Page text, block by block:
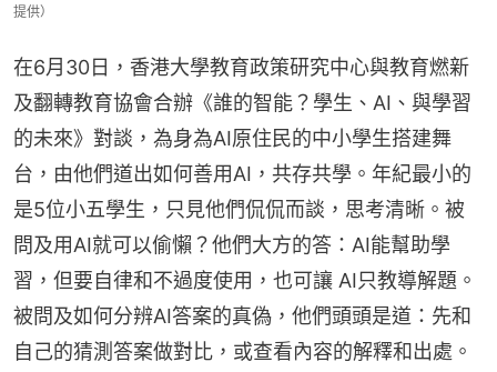
提供）
在6月30日，香港大學教育政策研究中心與教育燃新
及翻轉教育協會合辦《誰的智能？學生、AI、與學習
的未來》對談，為身為AI原住民的中小學生搭建舞
台，由他們道出如何善用AI，共存共學。年紀最小的
是5位小五學生，只見他們侃侃而談，思考清晰。被
問及用AI就可以偷懶？他們大方的答：AI能幫助學
習，但要自律和不過度使用，也可讓 AI只教導解題。
被問及如何分辨AI答案的真偽，他們頭頭是道：先和
自己的猜測答案做對比，或查看內容的解釋和出處。